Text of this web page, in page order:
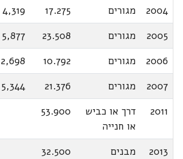
2004 מגורים 17.275
4,319
2005
מגורים 23.508
5,877
2006
מגורים 10.792
2,698
2007
מגורים 21.376
5,344
2011
דרך או כביש
או חנייה
53.900
2013
מבנים
32.500